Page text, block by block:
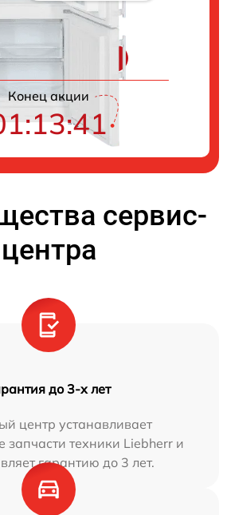
Цены на ремонт
Конец акции
сервис-
центра
до 3-х лет
центр устанавливает
запчасти техники Liebherr и
гарантию до 3 лет.